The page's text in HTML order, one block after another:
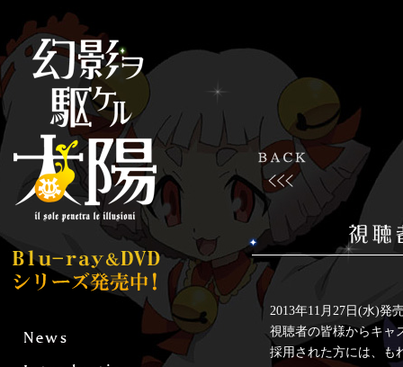
2013年11月27日(水)発
視聴者の皆様からキャ
採用された方には、も